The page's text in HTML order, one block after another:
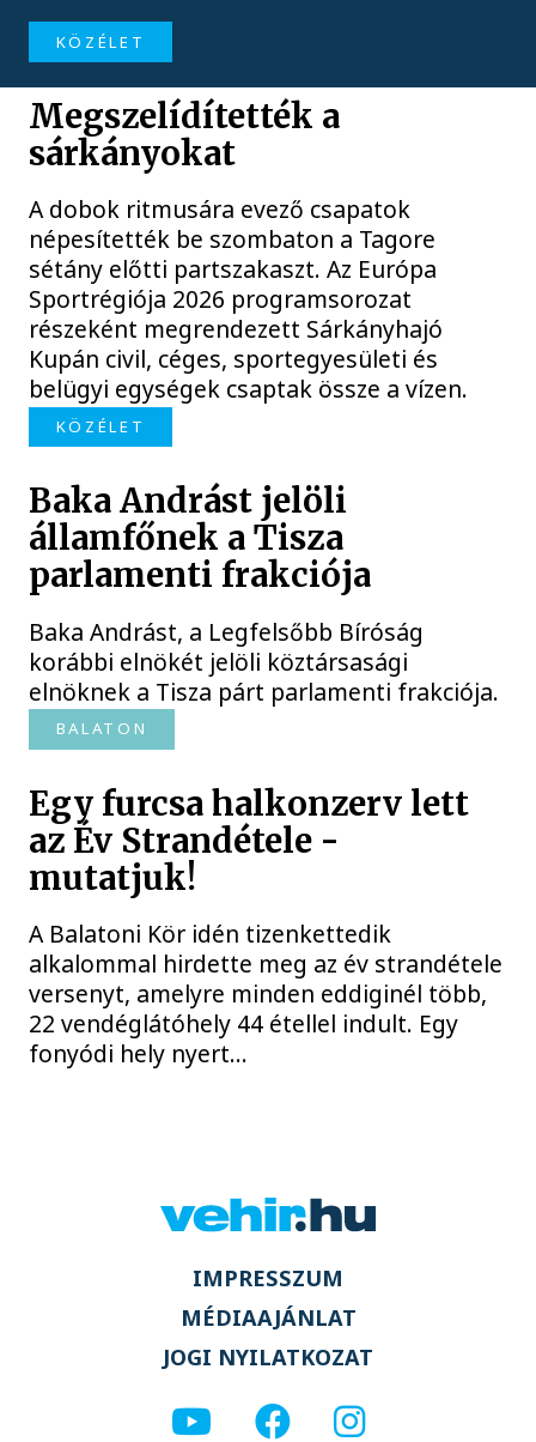
KÖZÉLET
Megszelídítették a
sárkányokat
A dobok ritmusára evező csapatok
népesítették be szombaton a Tagore
sétány előtti partszakaszt. Az Európa
Sportrégiója 2026 programsorozat
részeként megrendezett Sárkányhajó
Kupán civil, céges, sportegyesületi és
belügyi egységek csaptak össze a vízen.
KÖZÉLET
Baka Andrást jelöli
államfőnek a Tisza
parlamenti frakciója
Baka Andrást, a Legfelsőbb Bíróság
korábbi elnökét jelöli köztársasági
elnöknek a Tisza párt parlamenti frakciója.
BALATON
Egy furcsa halkonzerv lett
az Év Strandétele -
mutatjuk!
A Balatoni Kör idén tizenkettedik
alkalommal hirdette meg az év strandétele
versenyt, amelyre minden eddiginél több,
22 vendéglátóhely 44 étellel indult. Egy
fonyódi hely nyert...
IMPRESSZUM
MÉDIAAJÁNLAT
JOGI NYILATKOZAT